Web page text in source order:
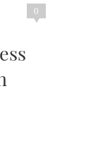
0